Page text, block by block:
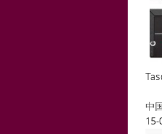
中
15-